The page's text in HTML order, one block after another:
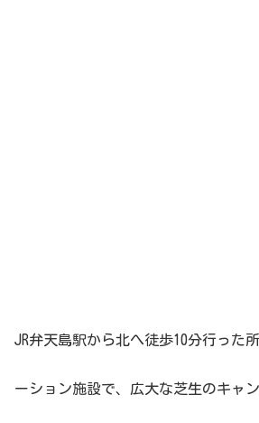
JR弁天島駅から北へ徒歩10分行った
ーション施設で、広大な芝生のキャ